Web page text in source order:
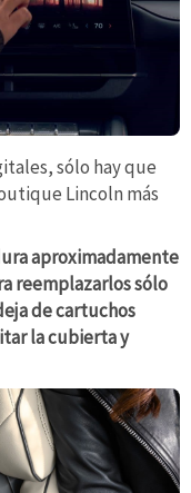
sólo hay que
Lincoln más
aproximadamente
reemplazarlos sólo
de cartuchos
la cubierta y